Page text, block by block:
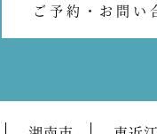
ご予約・お問い